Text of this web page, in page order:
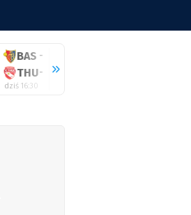
BAS -
THU-
dziś 16:30